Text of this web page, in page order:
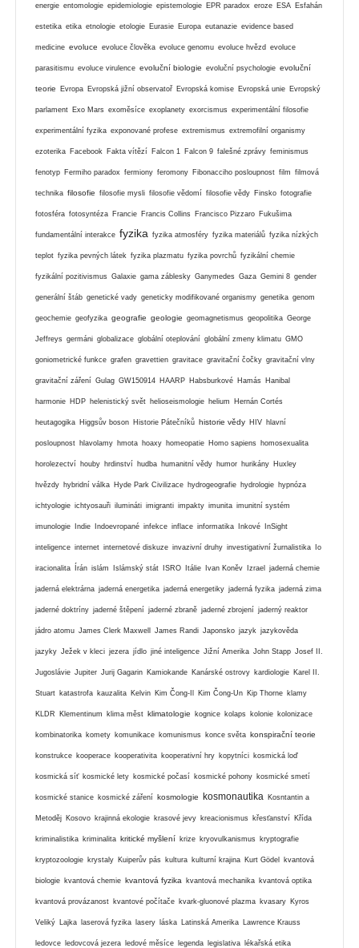
energie entomologie epidemiologie epistemologie EPR paradox eroze ESA Esfahán
estetika etika etnologie etologie Eurasie Europa eutanazie evidence based
medicine evoluce evoluce člověka evoluce genomu evoluce hvězd evoluce
parasitismu evoluce virulence evoluční biologie evoluční psychologie evoluční
teorie Evropa Evropská jižní observatoř Evropská komise Evropská unie Evropský
parlament Exo Mars exoměsíce exoplanety exorcismus experimentální filosofie
experimentální fyzika exponované profese extremismus extremofilní organismy
ezoterika Facebook Fakta vítězí Falcon 1 Falcon 9 falešné zprávy feminismus
fenotyp Fermiho paradox fermiony feromony Fibonacciho posloupnost film filmová
technika filosofie filosofie mysli filosofie vědomí filosofie vědy Finsko fotografie
fotosféra fotosyntéza Francie Francis Collins Francisco Pizzaro Fukušima
fundamentální interakce fyzika fyzika atmosféry fyzika materiálů fyzika nízkých
teplot fyzika pevných látek fyzika plazmatu fyzika povrchů fyzikální chemie
fyzikální pozitivismus Galaxie gama záblesky Ganymedes Gaza Gemini 8 gender
generální štáb genetické vady geneticky modifikované organismy genetika genom
geochemie geofyzika geografie geologie geomagnetismus geopolitika George
Jeffreys germáni globalizace globální oteplování globální zmeny klimatu GMO
goniometrické funkce grafen gravettien gravitace gravitační čočky gravitační vlny
gravitační záření Gulag GW150914 HAARP Habsburkové Hamás Hanibal
harmonie HDP helenistický svět helioseismologie helium Hernán Cortés
heutagogika Higgsův boson Historie Pátečníků historie vědy HIV hlavní
posloupnost hlavolamy hmota hoaxy homeopatie Homo sapiens homosexualita
horolezectví houby hrdinství hudba humanitní vědy humor hurikány Huxley
hvězdy hybridní válka Hyde Park Civilizace hydrogeografie hydrologie hypnóza
ichtyologie ichtyosauři ilumináti imigranti impakty imunita imunitní systém
imunologie Indie Indoevropané infekce inflace informatika Inkové InSight
inteligence internet internetové diskuze invazivní druhy investigativní žurnalistika Io
iracionalita Írán islám Islámský stát ISRO Itálie Ivan Koněv Izrael jaderná chemie
jaderná elektrárna jaderná energetika jaderná energetiky jaderná fyzika jaderná zima
jaderné doktríny jaderné štěpení jaderné zbraně jaderné zbrojení jaderný reaktor
jádro atomu James Clerk Maxwell James Randi Japonsko jazyk jazykověda
jazyky Ježek v kleci jezera jídlo jiné inteligence Jižní Amerika John Stapp Josef II.
Jugoslávie Jupiter Jurij Gagarin Kamiokande Kanárské ostrovy kardiologie Karel II.
Stuart katastrofa kauzalita Kelvin Kim Čong-Il Kim Čong-Un Kip Thorne klamy
KLDR Klementinum klima měst klimatologie kognice kolaps kolonie kolonizace
kombinatorika komety komunikace komunismus konce světa konspirační teorie
konstrukce kooperace kooperativita kooperativní hry kopytníci kosmická loď
kosmická síť kosmické lety kosmické počasí kosmické pohony kosmické smetí
kosmické stanice kosmické záření kosmologie kosmonautika Kosntantin a
Metoděj Kosovo krajinná ekologie krasové jevy kreacionismus křesťanství Křída
kriminalistika kriminalita kritické myšlení krize kryovulkanismus kryptografie
kryptozoologie krystaly Kuiperův pás kultura kulturní krajina Kurt Gödel kvantová
biologie kvantová chemie kvantová fyzika kvantová mechanika kvantová optika
kvantová provázanost kvantové počítače kvark-gluonové plazma kvasary Kyros
Veliký Lajka laserová fyzika lasery láska Latinská Amerika Lawrence Krauss
ledovce ledovcová jezera ledové měsíce legenda legislativa lékařská etika